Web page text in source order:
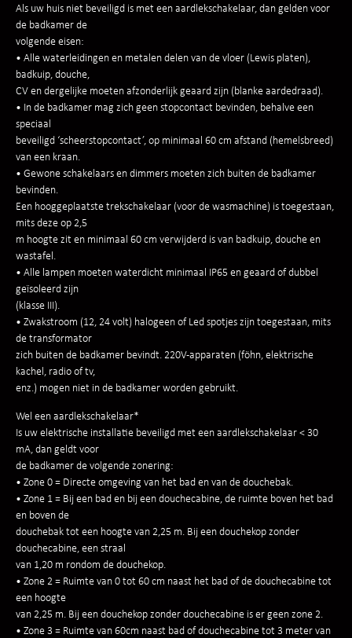
Als uw huis niet beveiligd is met een aardlekschakelaar, dan gelden voor
de badkamer de
volgende eisen:
• Alle waterleidingen en metalen delen van de vloer (Lewis platen),
badkuip, douche,
CV en dergelijke moeten afzonderlijk geaard zijn (blanke aardedraad).
• In de badkamer mag zich geen stopcontact bevinden, behalve een
speciaal
beveiligd ‘scheerstopcontact’, op minimaal 60 cm afstand (hemelsbreed)
van een kraan.
• Gewone schakelaars en dimmers moeten zich buiten de badkamer
bevinden.
Een hooggeplaatste trekschakelaar (voor de wasmachine) is toegestaan,
mits deze op 2,5
m hoogte zit en minimaal 60 cm verwijderd is van badkuip, douche en
wastafel.
• Alle lampen moeten waterdicht minimaal IP65 en geaard of dubbel
geïsoleerd zijn
(klasse III).
• Zwakstroom (12, 24 volt) halogeen of Led spotjes zijn toegestaan, mits
de transformator
zich buiten de badkamer bevindt. 220V-apparaten (föhn, elektrische
kachel, radio of tv,
enz.) mogen niet in de badkamer worden gebruikt.
Wel een aardlekschakelaar*
Is uw elektrische installatie beveiligd met een aardlekschakelaar < 30
mA, dan geldt voor
de badkamer de volgende zonering:
• Zone 0 = Directe omgeving van het bad en van de douchebak.
• Zone 1 = Bij een bad en bij een douchecabine, de ruimte boven het bad
en boven de
douchebak tot een hoogte van 2,25 m. Bij een douchekop zonder
douchecabine, een straal
van 1,20 m rondom de douchekop.
• Zone 2 = Ruimte van 0 tot 60 cm naast het bad of de douchecabine tot
een hoogte
van 2,25 m. Bij een douchekop zonder douchecabine is er geen zone 2.
• Zone 3 = Ruimte van 60cm naast bad of douchecabine tot 3 meter van